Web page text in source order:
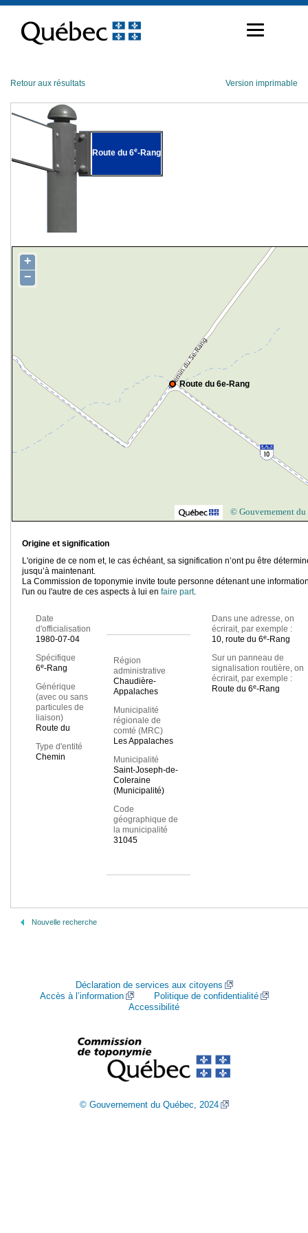
contenu
Retour aux résultats Version imprimable
Route du 6e-Rang
Route du 6e-Rang
+
−
© Gouvernement du
Origine et signification
L'origine de ce nom et, le cas échéant, sa signification n’ont pu être
jusqu’à maintenant.
La Commission de toponymie invite toute personne détenant une
l'un ou l'autre de ces aspects à lui en faire part.
Date
d'officialisation
1980-07-04
Spécifique
6e-Rang
Générique
(avec ou sans
particules de
liaison)
Route du
Type d'entité
Chemin
Région
administrative
Chaudière-
Appalaches
Municipalité
régionale de
comté (MRC)
Les Appalaches
Municipalité
Saint-Joseph-de-
Coleraine
(Municipalité)
Code
géographique de
la municipalité
31045
Dans une adresse, on
écrirait, par exemple :
10, route du 6e-Rang
Sur un panneau de
signalisation routière, on
écrirait, par exemple :
Route du 6e-Rang
Nouvelle recherche
Déclaration de services aux citoyens
Accès à l’information
Politique de confidentialité
Accessibilité
© Gouvernement du Québec, 2024